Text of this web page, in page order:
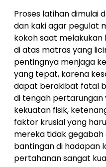
Proses latihan dimulai
dan kaki agar pegulat
kokoh saat
di atas matras yang
pentingnya menjaga
yang tepat, karena
dapat berakibat fatal
di tengah pertarungan
kekuatan fisik,
faktor krusial yang
mereka tidak
bantingan di hadapan
pertahanan sangat